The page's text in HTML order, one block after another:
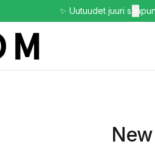
✨ Uutuudet juuri